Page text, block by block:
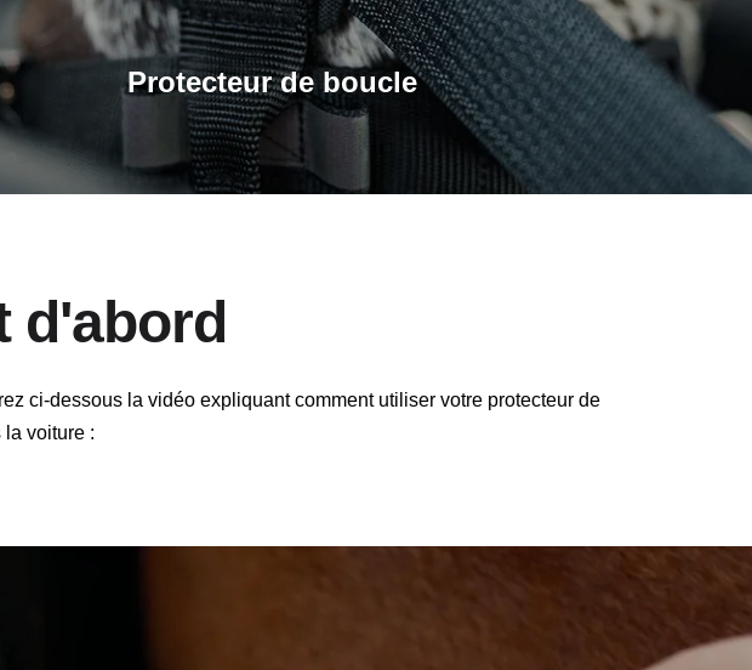
Protecteur de boucle
d'abord
ci-dessous la vidéo expliquant comment utiliser votre protecteur de
voiture :